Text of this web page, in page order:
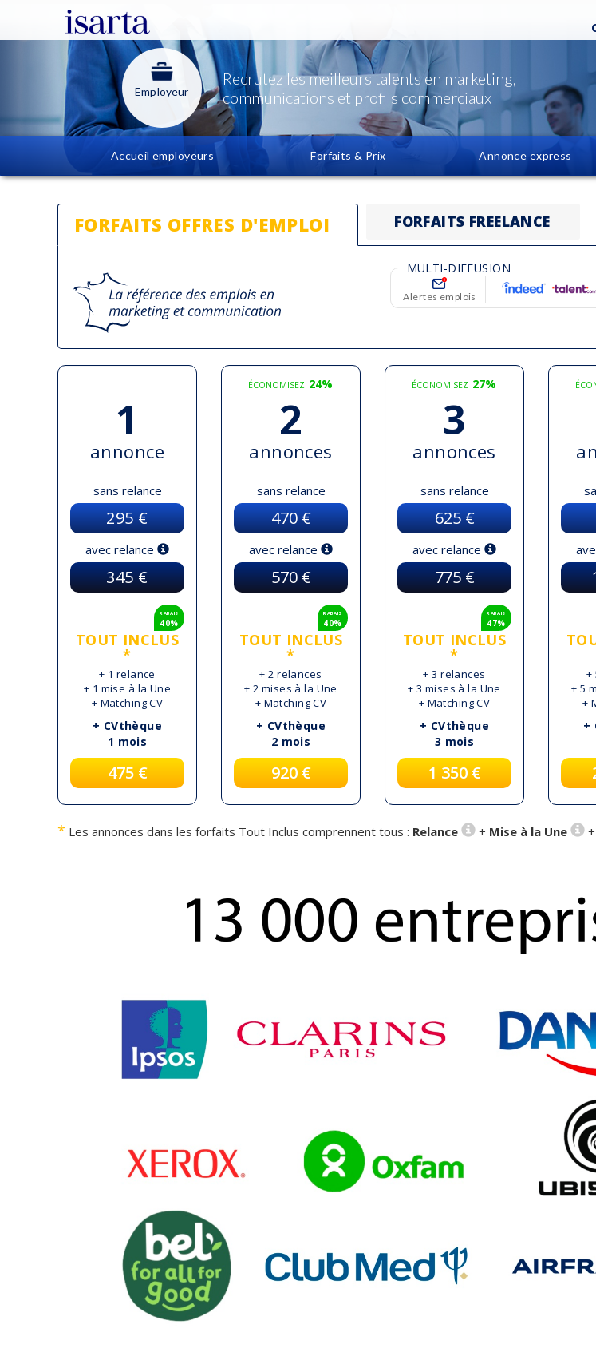
Employeur
Recrutez les meilleurs talents en marketing,
communications et profils commerciaux
Accueil employeurs Forfaits & Prix Annonce express
FORFAITS OFFRES D'EMPLOI FORFAITS FREELANCE
MULTI-DIFFUSION
Alertes emplois
1
annonce
sans relance
295 €
avec relance
345 €
RABAIS
40%
TOUT INCLUS
*
+ 1 relance
+ 1 mise à la Une
+ Matching CV
+ CVthèque
1 mois
475 €
ÉCONOMISEZ 24%
2
annonces
sans relance
470 €
avec relance
570 €
RABAIS
40%
TOUT INCLUS
*
+ 2 relances
+ 2 mises à la Une
+ Matching CV
+ CVthèque
2 mois
920 €
ÉCONOMISEZ 27%
3
annonces
sans relance
625 €
avec relance
775 €
RABAIS
47%
TOUT INCLUS
*
+ 3 relances
+ 3 mises à la Une
+ Matching CV
+ CVthèque
3 mois
1 350 €
+
+ 5
+
+
* Les annonces dans les forfaits Tout Inclus comprennent tous : Relance + Mise à la Une +